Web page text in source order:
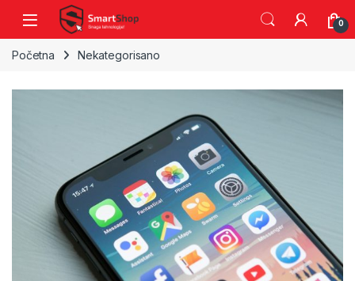
Skip to navigation
Skip to content
0
Početna Nekategorisano